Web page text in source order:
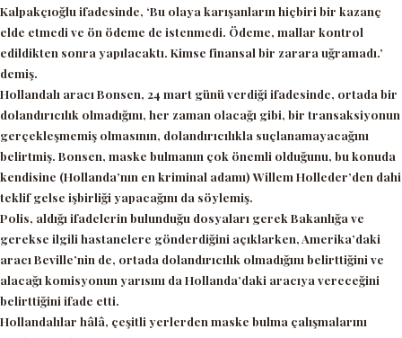
Kalpakçıoğlu ifadesinde, ‘Bu olaya karışanların hiçbiri bir kazanç
elde etmedi ve ön ödeme de istenmedi. Ödeme, mallar kontrol
edildikten sonra yapılacaktı. Kimse finansal bir zarara uğramadı.’
demiş.
Hollandalı aracı Bonsen, 24 mart günü verdiği ifadesinde, ortada bir
dolandırıcılık olmadığını, her zaman olacağı gibi, bir transaksiyonun
gerçekleşmemiş olmasının, dolandırıcılıkla suçlanamayacağını
belirtmiş. Bonsen, maske bulmanın çok önemli olduğunu, bu konuda
kendisine (Hollanda’nın en kriminal adamı) Willem Holleder’den dahi
teklif gelse işbirliği yapacağını da söylemiş.
Polis, aldığı ifadelerin bulunduğu dosyaları gerek Bakanlığa ve
gerekse ilgili hastanelere gönderdiğini açıklarken, Amerika’daki
aracı Beville’nin de, ortada dolandırıcılık olmadığını belirttiğini ve
alacağı komisyonun yarısını da Hollanda’daki aracıya vereceğini
belirttiğini ifade etti.
Hollandalılar hâlâ, çeşitli yerlerden maske bulma çalışmalarını